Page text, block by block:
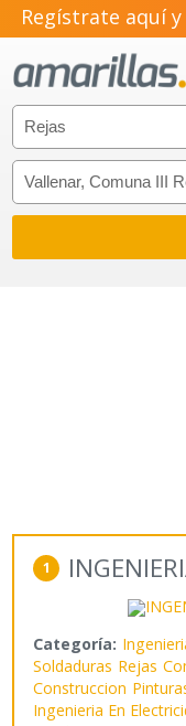
Regístrate aquí
1
Categoría:
Soldaduras Rejas
Construccion
Ingenieria En